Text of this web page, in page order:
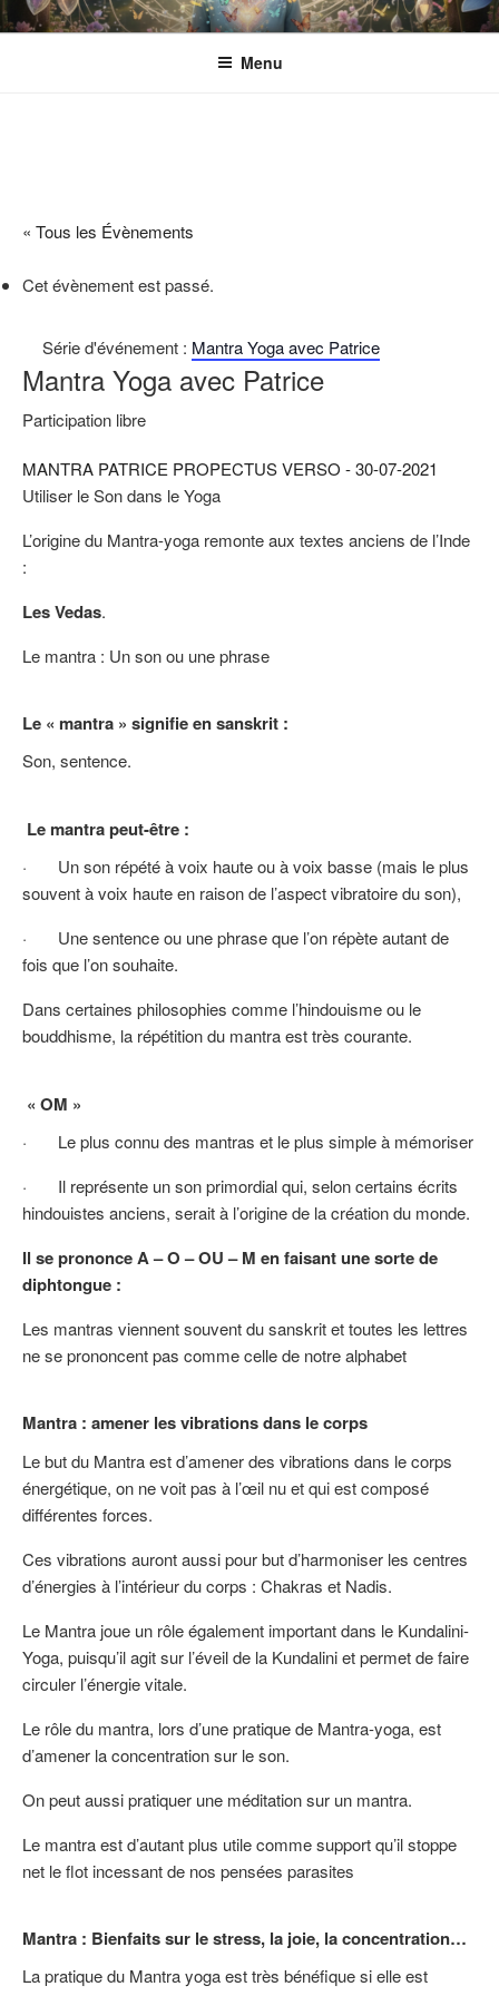
Aller
au
ESPACE ECLOSION
Gérée par l'Association CANTACORDA. L'association s’implique pour
une meilleure inclusion sociale et culturelle des personnes en situation
Menu
« Tous les Évènements
Cet évènement est passé.
Série d'événement : Mantra Yoga avec Patrice
Mantra Yoga avec Patrice
Participation libre
MANTRA PATRICE PROPECTUS VERSO - 30-07-2021
Utiliser le Son dans le Yoga
L’origine du Mantra-yoga remonte aux textes anciens de l’Inde
:
Les Vedas.
Le mantra : Un son ou une phrase
Le « mantra » signifie en sanskrit :
Son, sentence.
Le mantra peut-être :
· Un son répété à voix haute ou à voix basse (mais le plus
souvent à voix haute en raison de l’aspect vibratoire du son),
· Une sentence ou une phrase que l’on répète autant de
fois que l’on souhaite.
Dans certaines philosophies comme l’hindouisme ou le
bouddhisme, la répétition du mantra est très courante.
« OM »
· Le plus connu des mantras et le plus simple à mémoriser
· Il représente un son primordial qui, selon certains écrits
hindouistes anciens, serait à l’origine de la création du monde.
Il se prononce A – O – OU – M en faisant une sorte de
diphtongue :
Les mantras viennent souvent du sanskrit et toutes les lettres
ne se prononcent pas comme celle de notre alphabet
Mantra : amener les vibrations dans le corps
Le but du Mantra est d’amener des vibrations dans le corps
énergétique, on ne voit pas à l’œil nu et qui est composé
différentes forces.
Ces vibrations auront aussi pour but d’harmoniser les centres
d’énergies à l’intérieur du corps : Chakras et Nadis.
Le Mantra joue un rôle également important dans le Kundalini-
Yoga, puisqu’il agit sur l’éveil de la Kundalini et permet de faire
circuler l’énergie vitale.
Le rôle du mantra, lors d’une pratique de Mantra-yoga, est
d’amener la concentration sur le son.
On peut aussi pratiquer une méditation sur un mantra.
Le mantra est d’autant plus utile comme support qu’il stoppe
net le flot incessant de nos pensées parasites
Mantra : Bienfaits sur le stress, la joie, la concentration…
La pratique du Mantra yoga est très bénéfique si elle est